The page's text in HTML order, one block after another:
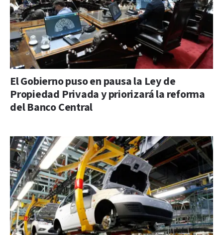
El Gobierno puso en pausa la Ley de
Propiedad Privada y priorizará la reforma
del Banco Central